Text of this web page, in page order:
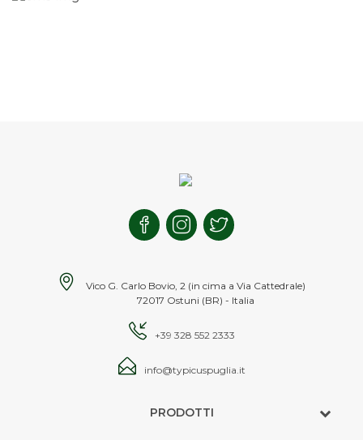
Vico G. Carlo Bovio, 2 (in cima a Via Cattedrale)
72017 Ostuni (BR) - Italia
+39 328 552 2333
info@typicuspuglia.it
PRODOTTI